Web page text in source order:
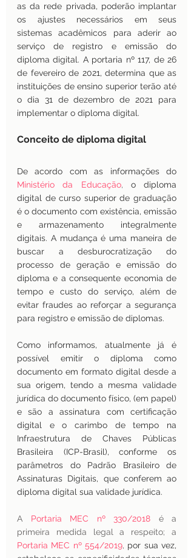
as da rede privada, poderão implantar
os ajustes necessários em seus
sistemas acadêmicos para aderir ao
serviço de registro e emissão do
diploma digital. A portaria nº 117, de 26
de fevereiro de 2021, determina que as
instituições de ensino superior terão até
o dia 31 de dezembro de 2021 para
implementar o diploma digital.
Conceito de diploma digital
De acordo com as informações do
Ministério da Educação, o diploma
digital de curso superior de graduação
é o documento com existência, emissão
e armazenamento integralmente
digitais. A mudança é uma maneira de
buscar a desburocratização do
processo de geração e emissão do
diploma e a consequente economia de
tempo e custo do serviço, além de
evitar fraudes ao reforçar a segurança
para registro e emissão de diplomas.
Como informamos, atualmente já é
possível emitir o diploma como
documento em formato digital desde a
sua origem, tendo a mesma validade
jurídica do documento físico, (em papel)
e são a assinatura com certificação
digital e o carimbo de tempo na
Infraestrutura de Chaves Públicas
Brasileira (ICP-Brasil), conforme os
parâmetros do Padrão Brasileiro de
Assinaturas Digitais, que conferem ao
diploma digital sua validade jurídica.
A Portaria MEC nº 330/2018 é a
Portaria MEC nº 554/2019, por sua vez,